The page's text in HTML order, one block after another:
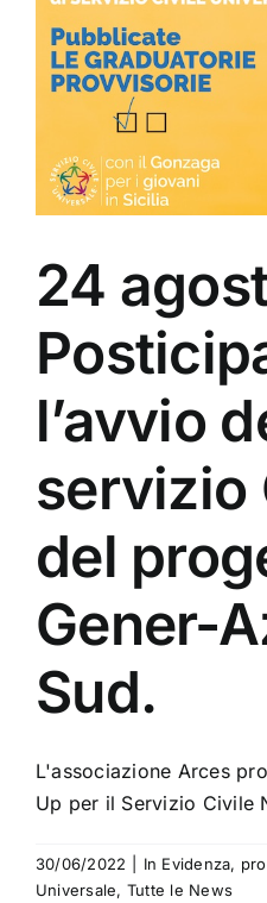
24
l’avvio
servizio
del
Gener-
Sud.
L'associazione Arces
Up per il Servizio Civile
30/06/2022 In Evidenza,
Universale, Tutte le News